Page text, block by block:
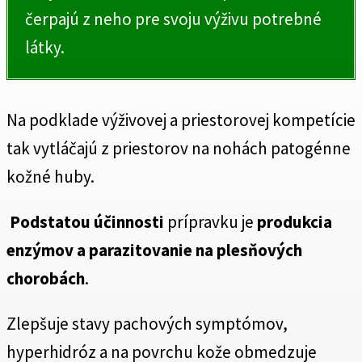
čerpajú z neho pre svoju výživu potrebné
látky.
Na podklade výživovej a priestorovej kompetície
tak vytláčajú z priestorov na nohách patogénne
kožné huby.
Podstatou účinnosti prípravku je produkcia
enzýmov a parazitovanie na plesňových
chorobách.
Zlepšuje stavy pachových symptómov,
hyperhidróz a na povrchu kože obmedzuje